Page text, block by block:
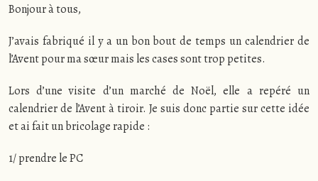
Bonjour à tous,
J’avais fabriqué il y a un bon bout de temps un calendrier de
l’Avent pour ma sœur mais les cases sont trop petites.
Lors d’une visite d’un marché de Noël, elle a repéré un
calendrier de l’Avent à tiroir. Je suis donc partie sur cette idée
et ai fait un bricolage rapide :
1/ prendre le PC